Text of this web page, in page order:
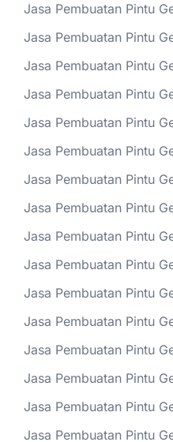
Jasa Pembuatan Pintu
Jasa Pembuatan Pintu
Jasa Pembuatan Pintu
Jasa Pembuatan Pintu
Jasa Pembuatan Pintu
Jasa Pembuatan Pintu
Jasa Pembuatan Pintu
Jasa Pembuatan Pintu
Jasa Pembuatan Pintu
Jasa Pembuatan Pintu
Jasa Pembuatan Pintu
Jasa Pembuatan Pintu
Jasa Pembuatan Pintu
Jasa Pembuatan Pintu
Jasa Pembuatan Pintu
Jasa Pembuatan Pintu